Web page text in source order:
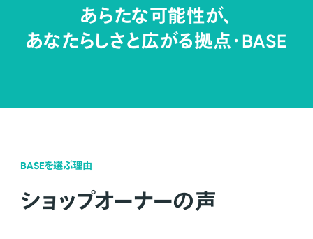
あらたな可能性が、
あなたらしさと広がる拠点・BASE
BASEを選ぶ理由
ショップオーナーの声